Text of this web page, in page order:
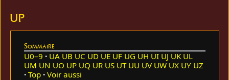
UP
Sommaire
U0–9 UA UB UC UD UE UF UG UH UI UJ UK UL
UM UN UO UP UQ UR US UT UU UV UW UX UY UZ
Top
Voir aussi